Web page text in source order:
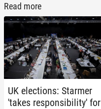
Read more
UK elec­tions: Starmer
'takes re­spon­si­bil­i­ty' for